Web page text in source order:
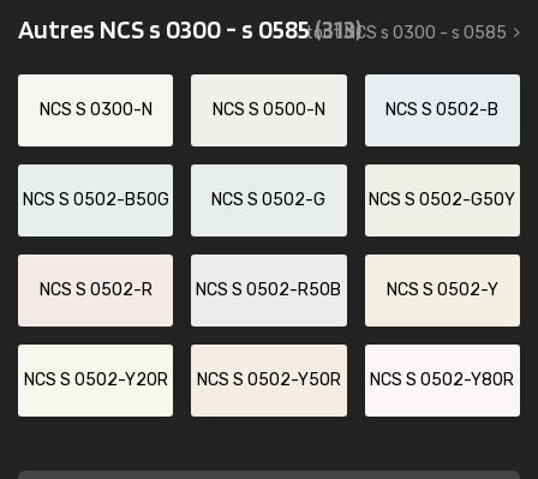
Autres NCS s 0300 - s 0585(313)
tout NCS s 0300 - s 0585
NCS S 0300-N NCS S 0500-N NCS S 0502-B
NCS S 0502-B50G NCS S 0502-G NCS S 0502-G50Y
NCS S 0502-R NCS S 0502-R50B NCS S 0502-Y
NCS S 0502-Y20R NCS S 0502-Y50R NCS S 0502-Y80R